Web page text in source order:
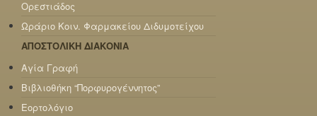
Ορεστιάδος
Ωράριο Κοιν. Φαρμακείου Διδυμοτείχου
ΑΠΟΣΤΟΛΙΚΗ ΔΙΑΚΟΝΙΑ
Αγία Γραφή
Βιβλιοθήκη “Πορφυρογέννητος”
Εορτολόγιο